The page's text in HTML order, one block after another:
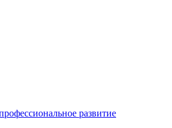
развитие